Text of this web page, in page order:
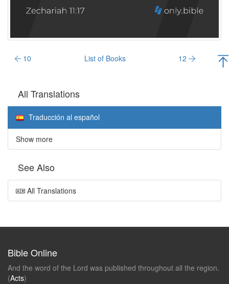
10 List of Books 12
All Translations
Traducción al español
Show more
See Also
All Translations
Bible Online
And the word of the Lord was published throughout all the region.
(Acts)